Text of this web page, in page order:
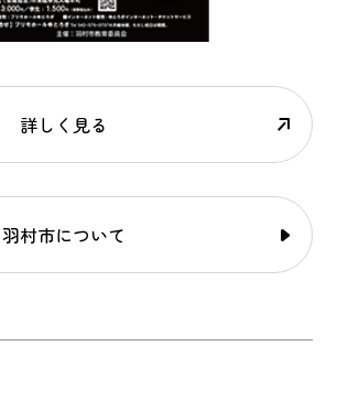
詳しく見る
羽村市について